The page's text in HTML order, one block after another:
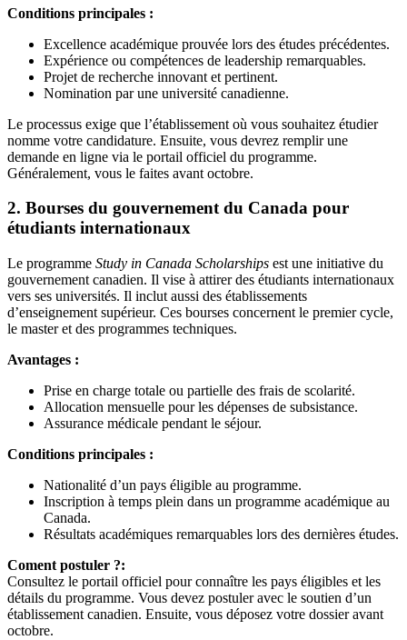
Conditions principales :
Excellence académique prouvée lors des études précédentes.
Expérience ou compétences de leadership remarquables.
Projet de recherche innovant et pertinent.
Nomination par une université canadienne.
Le processus exige que l’établissement où vous souhaitez étudier
nomme votre candidature. Ensuite, vous devrez remplir une
demande en ligne via le portail officiel du programme.
Généralement, vous le faites avant octobre.
2. Bourses du gouvernement du Canada pour
étudiants internationaux
Le programme Study in Canada Scholarships est une initiative du
gouvernement canadien. Il vise à attirer des étudiants internationaux
vers ses universités. Il inclut aussi des établissements
d’enseignement supérieur. Ces bourses concernent le premier cycle,
le master et des programmes techniques.
Avantages :
Prise en charge totale ou partielle des frais de scolarité.
Allocation mensuelle pour les dépenses de subsistance.
Assurance médicale pendant le séjour.
Conditions principales :
Nationalité d’un pays éligible au programme.
Inscription à temps plein dans un programme académique au
Canada.
Résultats académiques remarquables lors des dernières études.
Coment postuler ?:
Consultez le portail officiel pour connaître les pays éligibles et les
détails du programme. Vous devez postuler avec le soutien d’un
établissement canadien. Ensuite, vous déposez votre dossier avant
octobre.